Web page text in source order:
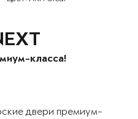
класса!
двери премиум-